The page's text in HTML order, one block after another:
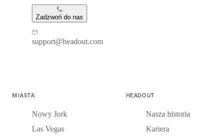
Zadzwoń do nas
support@headout.com
MIASTA
Nowy Jork
Las Vegas
HEADOUT
Nasza historia
Kariera